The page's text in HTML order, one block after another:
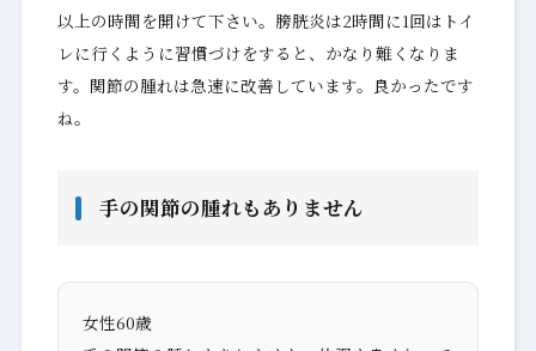
以上の時間を開けて下さい。膀胱炎は2時間に1回はトイ
レに行くように習慣づけをすると、かなり難くなりま
す。関節の腫れは急速に改善しています。良かったです
ね。
手の関節の腫れもありません
女性60歳